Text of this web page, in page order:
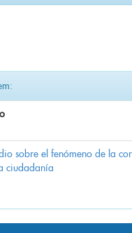
sobre el fenómeno de la
ciudadanía